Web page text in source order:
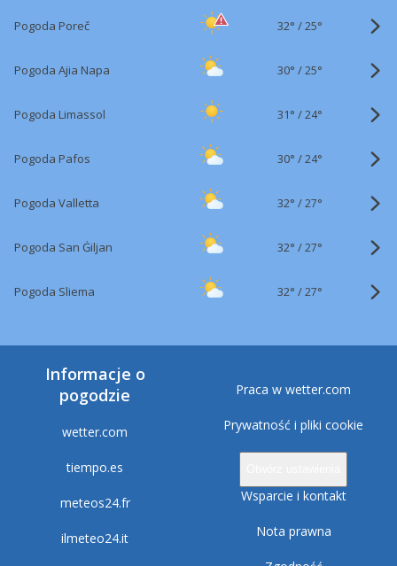
Pogoda Poreč 32° /25°
Pogoda Ajia Napa 30° /25°
Pogoda Limassol 31° /24°
Pogoda Pafos 30° /24°
Pogoda Valletta 32° /27°
Pogoda San Ġiljan 32° /27°
Pogoda Sliema 32° /27°
Informacje o
pogodzie
wetter.com
tiempo.es
meteos24.fr
ilmeteo24.it
Praca w wetter.com
Prywatność i pliki cookie
Wsparcie i kontakt
Nota prawna